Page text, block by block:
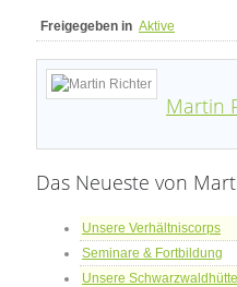
Freigegeben in Aktive
Martin
Das Neueste von
Unsere Verhältniscorps
Seminare & Fortbildung
Unsere Schwarzwaldhütte